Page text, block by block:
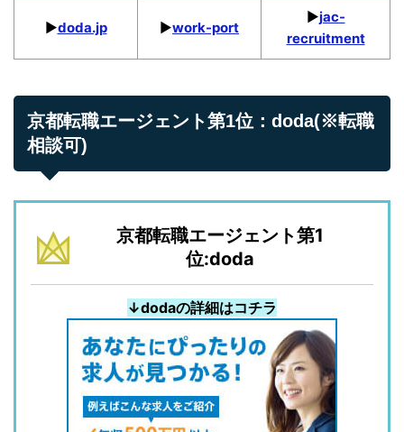
▶︎doda.jp ▶︎work-port
▶︎jac-
recruitment
京都転職エージェント第1位：doda(※転職
相談可)
京都転職エージェント第1
位:doda
↓dodaの詳細はコチラ